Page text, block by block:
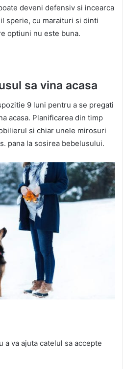
deveni defensiv si incearca
sperie, cu maraituri si dinti
optiuni nu este buna.
sa vina acasa
9 luni pentru a se pregati
acasa. Planificarea din timp
si chiar unele mirosuri
pana la sosirea bebelusului.
a va ajuta catelul sa accepte